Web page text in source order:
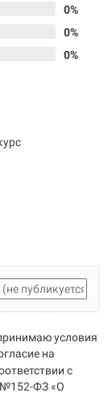
0%
0%
0%
условия
на
с
№152-ФЗ «О